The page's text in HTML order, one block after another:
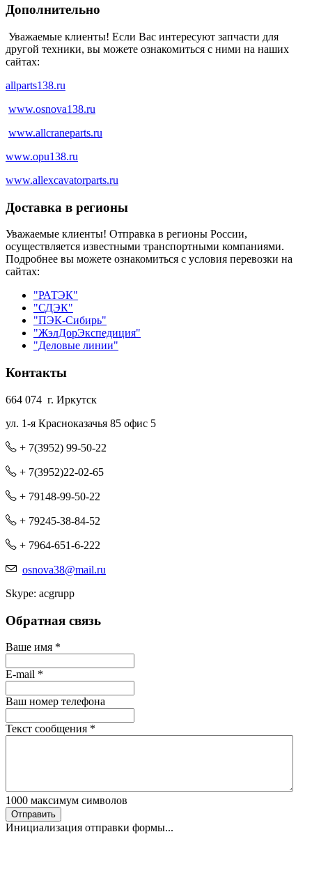
Дополнительно
Уважаемые клиенты! Если Вас интересуют запчасти для
другой техники, вы можете ознакомиться с ними на наших
сайтах:
allparts138.ru
www.osnova138.ru
www.allcraneparts.ru
www.opu138.ru
www.allexcavatorparts.ru
Доставка в регионы
Уважаемые клиенты! Отправка в регионы России,
осуществляется известными транспортными компаниями.
Подробнее вы можете ознакомиться с условия перевозки на
сайтах:
"РАТЭК"
"СДЭК"
"ПЭК-Сибирь"
"ЖэлДорЭкспедиция"
"Деловые линии"
Контакты
664 074 г. Иркутск
ул. 1-я Красноказачья 85 офис 5
+ 7(3952) 99-50-22
+ 7(3952)22-02-65
+ 79148-99-50-22
+ 79245-38-84-52
+ 7964-651-6-222
osnova38@mail.ru
Skype: acgrupp
Обратная связь
Ваше имя *
E-mail *
Ваш номер телефона
Текст сообщения *
1000 максимум символов
Отправить
Инициализация отправки формы...